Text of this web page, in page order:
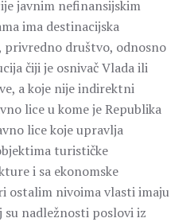
javnim nefinansijskim
ima destinacijska
privredno društvo, odnosno
čiji je osnivač Vlada ili
a koje nije indirektni
lice u kome je Republika
lice koje upravlja
turističke
i sa ekonomske
ostalim nivoima vlasti imaju
su nadležnosti poslovi iz